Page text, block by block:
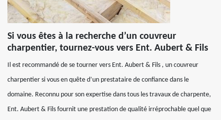
Si vous êtes à la recherche d’un couvreur
charpentier, tournez-vous vers Ent. Aubert & Fils
Il est recommandé de se tourner vers Ent. Aubert & Fils , un couvreur
charpentier si vous en quête d’un prestataire de confiance dans le
domaine. Reconnu pour son expertise dans tous les travaux de charpente,
Ent. Aubert & Fils fournit une prestation de qualité irréprochable quel que